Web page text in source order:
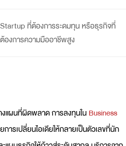
Startup ที่ต้องการระดมทุน หรือธุรกิจที่
ต้องการความมืออาชีพสูง
งแผนที่ผิดพลาด การลงทุนในBusiness
รเปลี่ยนไอเดียให้กลายเป็นตัวเลขที่นัก